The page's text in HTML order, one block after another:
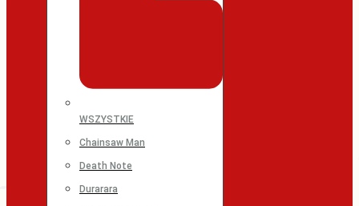
WSZYSTKIE
Chainsaw Man
Death Note
Durarara